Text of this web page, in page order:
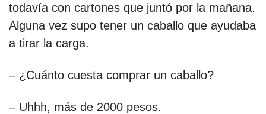
todavía con cartones que juntó por la mañana.
Alguna vez supo tener un caballo que ayudaba
a tirar la carga.
– ¿Cuánto cuesta comprar un caballo?
– Uhhh, más de 2000 pesos.